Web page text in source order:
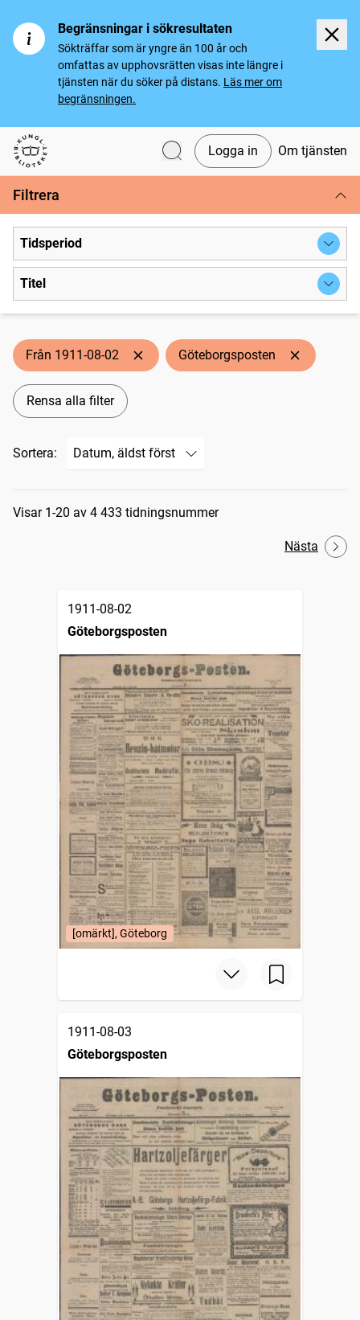
Begränsningar i sökresultaten
Sökträffar som är yngre än 100 år och
omfattas av upphovsrätten visas inte längre i
tjänsten när du söker på distans. Läs mer om
begränsningen.
Svenska tidningar
Logga in Om tjänsten
Filtrera
Tidsperiod
Titel
Från 1911-08-02 Göteborgsposten
Rensa alla filter
Sortera:
Sökresultat
Visar 1-20 av 4 433 tidningsnummer
Nästa
1911-08-02
Göteborgsposten
[omärkt], Göteborg
1911-08-03
Göteborgsposten